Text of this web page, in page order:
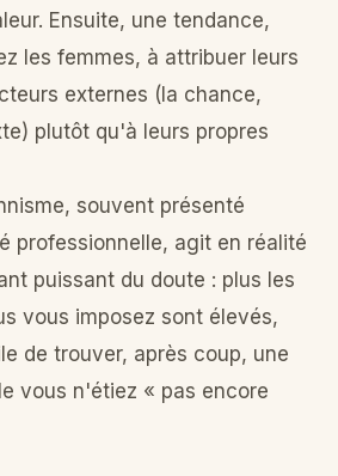
Ensuite, une tendance,
les femmes, à attribuer leurs
externes (la chance,
plutôt qu'à leurs propres
souvent présenté
professionnelle, agit en réalité
puissant du doute : plus les
vous imposez sont élevés,
de trouver, après coup, une
vous n'étiez « pas encore